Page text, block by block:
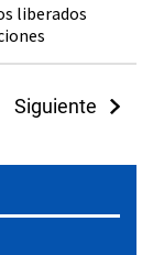
liberados
Siguiente